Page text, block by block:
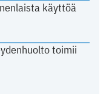
käyttöä
toimii